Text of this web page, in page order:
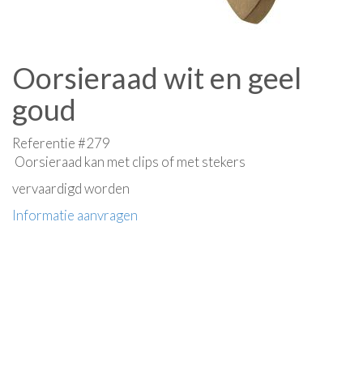
Oorsieraad wit en geel
goud
Referentie #279
Oorsieraad kan met clips of met stekers
vervaardigd worden
Informatie aanvragen